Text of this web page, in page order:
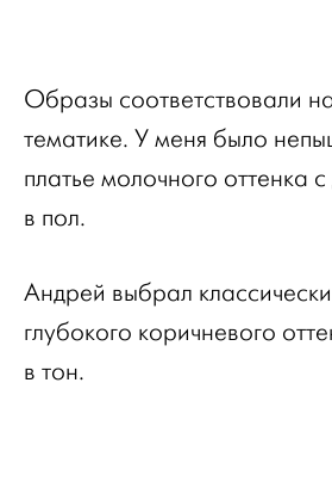
Образы соответствовали
тематике. У меня было
платье молочного оттенка
в пол.
Андрей выбрал
глубокого коричневого
в тон.